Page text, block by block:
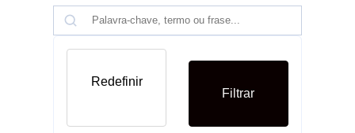
Filtrar
Redefinir